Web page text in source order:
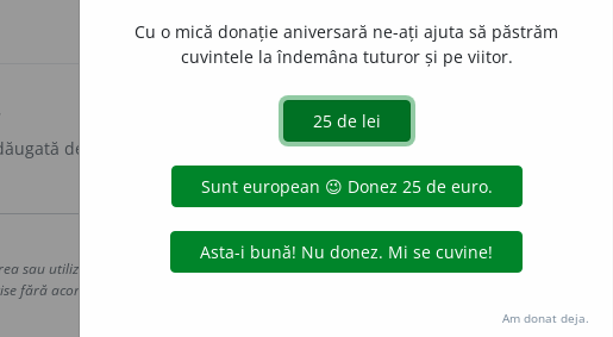
de
Copyright © 2004-2026 dexonline (https://dexonline.ro)
sau utilizarea datelor de pe acest site, inclusiv prin orice metode de extragere automată
fără acordul nostru prealabil scris, cu excepția seturilor de date oferite oficial spre utilizare
Hosterion
Cu o mică donație aniversară ne-ați ajuta să păstrăm
cuvintele la îndemâna tuturor și pe viitor.
Am donat deja.